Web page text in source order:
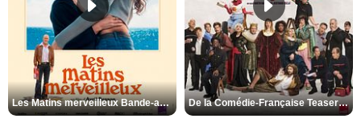
Les Matins merveilleux Bande-annonce VF De la Comédie-Française Teaser VF